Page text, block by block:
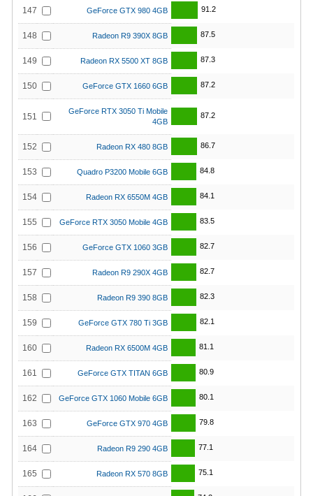
147 GeForce GTX 980 4GB 91.2
148 Radeon R9 390X 8GB 87.5
149 Radeon RX 5500 XT 8GB 87.3
150 GeForce GTX 1660 6GB 87.2
151
GeForce RTX 3050 Ti Mobile
4GB
87.2
152 Radeon RX 480 8GB 86.7
153 Quadro P3200 Mobile 6GB 84.8
154 Radeon RX 6550M 4GB 84.1
155 GeForce RTX 3050 Mobile 4GB 83.5
156 GeForce GTX 1060 3GB 82.7
157 Radeon R9 290X 4GB 82.7
158 Radeon R9 390 8GB 82.3
159 GeForce GTX 780 Ti 3GB 82.1
160 Radeon RX 6500M 4GB 81.1
161 GeForce GTX TITAN 6GB 80.9
162 GeForce GTX 1060 Mobile 6GB 80.1
163 GeForce GTX 970 4GB 79.8
164 Radeon R9 290 4GB 77.1
165 Radeon RX 570 8GB 75.1